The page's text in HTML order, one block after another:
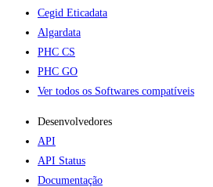
Cegid Eticadata
Algardata
PHC CS
PHC GO
Ver todos os Softwares compatíveis
Desenvolvedores
API
API Status
Documentação